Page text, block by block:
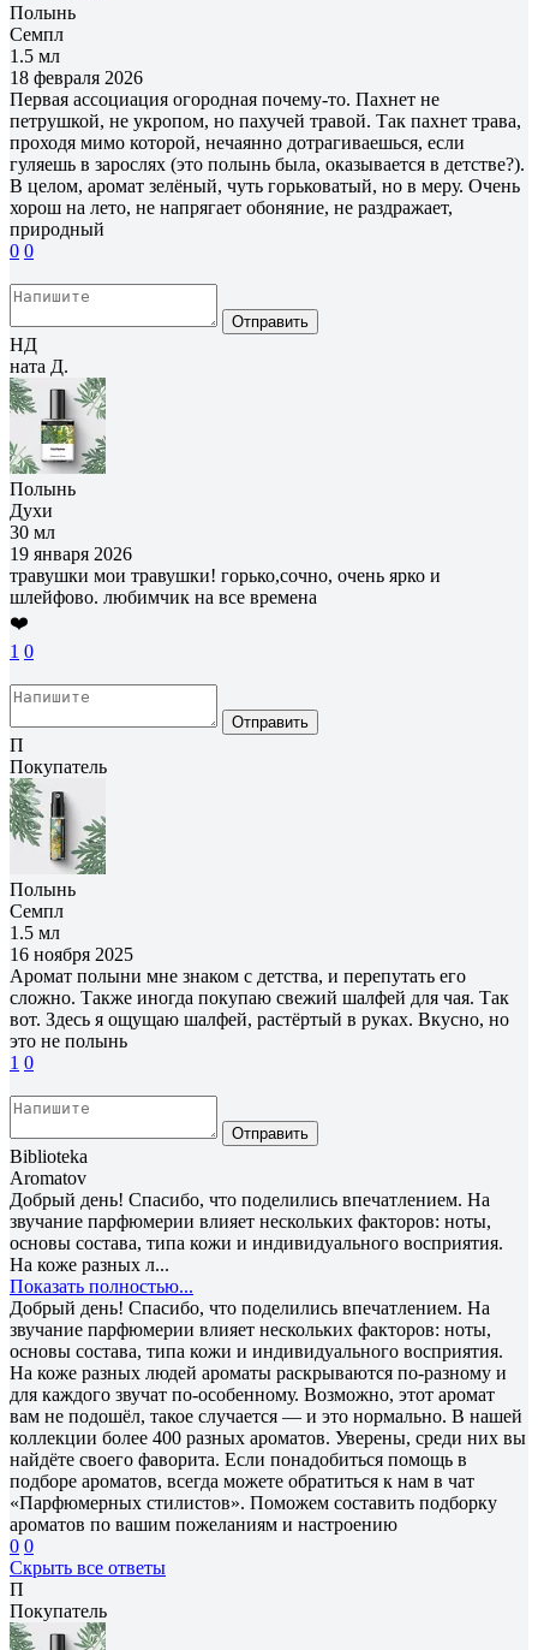
Полынь
Семпл
1.5 мл
18 февраля 2026
Первая ассоциация огородная почему-то. Пахнет не
петрушкой, не укропом, но пахучей травой. Так пахнет трава,
проходя мимо которой, нечаянно дотрагиваешься, если
гуляешь в зарослях (это полынь была, оказывается в детстве?).
В целом, аромат зелёный, чуть горьковатый, но в меру. Очень
хорош на лето, не напрягает обоняние, не раздражает,
природный
0 0
Отправить
НД
ната Д.
Полынь
Духи
30 мл
19 января 2026
травушки мои травушки! горько,сочно, очень ярко и
шлейфово. любимчик на все времена
❤️
1 0
Отправить
П
Покупатель
Полынь
Семпл
1.5 мл
16 ноября 2025
Аромат полыни мне знаком с детства, и перепутать его
сложно. Также иногда покупаю свежий шалфей для чая. Так
вот. Здесь я ощущаю шалфей, растёртый в руках. Вкусно, но
это не полынь
1 0
Отправить
Biblioteka
Aromatov
Добрый день! Спасибо, что поделились впечатлением. На
звучание парфюмерии влияет нескольких факторов: ноты,
основы состава, типа кожи и индивидуального восприятия.
На коже разных л...
Показать полностью...
Добрый день! Спасибо, что поделились впечатлением. На
звучание парфюмерии влияет нескольких факторов: ноты,
основы состава, типа кожи и индивидуального восприятия.
На коже разных людей ароматы раскрываются по-разному и
для каждого звучат по-особенному. Возможно, этот аромат
вам не подошёл, такое случается — и это нормально. В нашей
коллекции более 400 разных ароматов. Уверены, среди них вы
найдёте своего фаворита. Если понадобиться помощь в
подборе ароматов, всегда можете обратиться к нам в чат
«Парфюмерных стилистов». Поможем составить подборку
ароматов по вашим пожеланиям и настроению
0 0
Скрыть все ответы
П
Покупатель